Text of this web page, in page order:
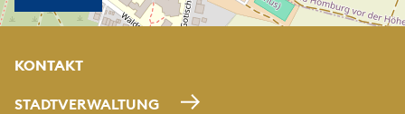
KONTAKT
STADTVERWALTUNG